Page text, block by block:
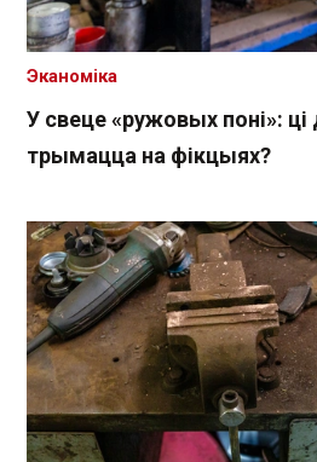
У свеце «ружовых поні»:
трымацца на фікцыях?
Эканоміка